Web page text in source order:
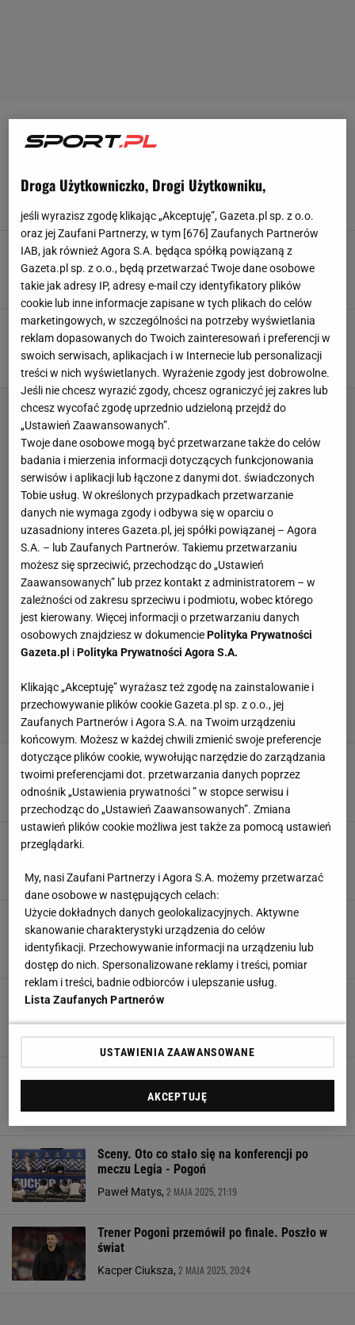
PUCHAR POLSKI
"Bardzo duży policzek"
To, co stało się w finale Pucharu Polski,
przejdzie do historii
Błażej Winter,17 MAJA 2025, 22:04
Dantejskie sceny przed
Narodowym. Policja wskazuje winnych
SUBSKRYPCJA
Nitras ujawnia, co zrobili kibole Legii. Nagle
cios w Mioduskiego. "To jest Polska?"
Jakub Trochimowicz,6 MAJA 2025, 10:02
SUBSKRYPCJA
Boniek wypalił wprost po finale Pucharu Polski.
"Jeden z najlepszych w Europie"
Jakub Trochimowicz, 3 MAJA 2025, 10:54
Tak wiceprezes Legii odpowiedział na pytanie o
Filip Macuda,3 MAJA 2025, 08:10
słowa tuż po finale
Kacper Ciuksza,2 MAJA 2025, 22:09
Sceny. Oto co stało się na konferencji po
meczu Legia - Pogoń
Paweł Matys, 2 MAJA 2025, 21:19
Trener Pogoni przemówił po finale. Poszło w
świat
Kacper Ciuksza, 2 MAJA 2025, 20:24
Droga Użytkowniczko, Drogi Użytkowniku,
jeśli wyrazisz zgodę klikając „Akceptuję”, Gazeta.pl sp. z o.o.
oraz jej Zaufani Partnerzy, w tym [676] Zaufanych Partnerów
IAB, jak również Agora S.A. będąca spółką powiązaną z
Gazeta.pl sp. z o.o., będą przetwarzać Twoje dane osobowe
takie jak adresy IP, adresy e-mail czy identyfikatory plików
cookie lub inne informacje zapisane w tych plikach do celów
marketingowych, w szczególności na potrzeby wyświetlania
reklam dopasowanych do Twoich zainteresowań i preferencji w
swoich serwisach, aplikacjach i w Internecie lub personalizacji
treści w nich wyświetlanych. Wyrażenie zgody jest dobrowolne.
Jeśli nie chcesz wyrazić zgody, chcesz ograniczyć jej zakres lub
chcesz wycofać zgodę uprzednio udzieloną przejdź do
„Ustawień Zaawansowanych”.
Twoje dane osobowe mogą być przetwarzane także do celów
badania i mierzenia informacji dotyczących funkcjonowania
serwisów i aplikacji lub łączone z danymi dot. świadczonych
Tobie usług. W określonych przypadkach przetwarzanie
danych nie wymaga zgody i odbywa się w oparciu o
uzasadniony interes Gazeta.pl, jej spółki powiązanej – Agora
S.A. – lub Zaufanych Partnerów. Takiemu przetwarzaniu
możesz się sprzeciwić, przechodząc do „Ustawień
Zaawansowanych” lub przez kontakt z administratorem – w
zależności od zakresu sprzeciwu i podmiotu, wobec którego
jest kierowany. Więcej informacji o przetwarzaniu danych
osobowych znajdziesz w dokumenciePolityka Prywatności
Gazeta.pl iPolityka Prywatności Agora S.A.
Klikając „Akceptuję” wyrażasz też zgodę na zainstalowanie i
przechowywanie plików cookie Gazeta.pl sp. z o.o., jej
Zaufanych Partnerów i Agora S.A. na Twoim urządzeniu
końcowym. Możesz w każdej chwili zmienić swoje preferencje
dotyczące plików cookie, wywołując narzędzie do zarządzania
twoimi preferencjami dot. przetwarzania danych poprzez
odnośnik „Ustawienia prywatności ” w stopce serwisu i
przechodząc do „Ustawień Zaawansowanych”. Zmiana
ustawień plików cookie możliwa jest także za pomocą ustawień
przeglądarki.
My, nasi Zaufani Partnerzy i Agora S.A. możemy przetwarzać
dane osobowe w następujących celach:
Użycie dokładnych danych geolokalizacyjnych. Aktywne
skanowanie charakterystyki urządzenia do celów
identyfikacji. Przechowywanie informacji na urządzeniu lub
dostęp do nich. Spersonalizowane reklamy i treści, pomiar
reklam i treści, badnie odbiorców i ulepszanie usług.
Lista Zaufanych Partnerów
USTAWIENIA ZAAWANSOWANE
AKCEPTUJĘ